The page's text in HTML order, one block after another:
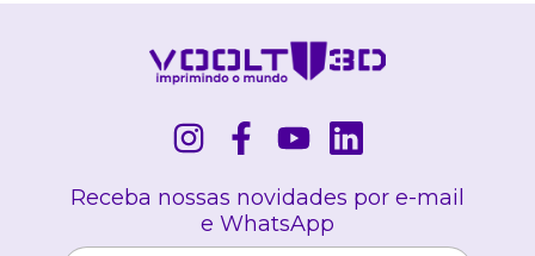
Receba nossas novidades por e-mail
e WhatsApp